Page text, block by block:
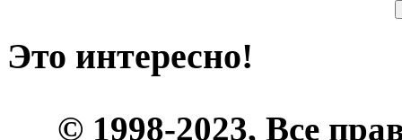
Это интересно!
© 1998-2023, Все